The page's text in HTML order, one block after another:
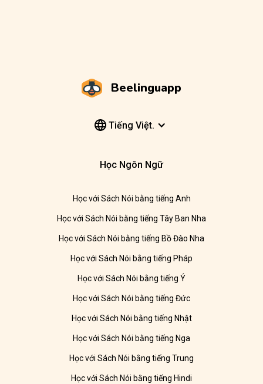
Beelinguapp
Tiếng Việt.
Học Ngôn Ngữ
Học với Sách Nói bằng tiếng Anh
Học với Sách Nói bằng tiếng Tây Ban Nha
Học với Sách Nói bằng tiếng Bồ Đào Nha
Học với Sách Nói bằng tiếng Pháp
Học với Sách Nói bằng tiếng Ý
Học với Sách Nói bằng tiếng Đức
Học với Sách Nói bằng tiếng Nhật
Học với Sách Nói bằng tiếng Nga
Học với Sách Nói bằng tiếng Trung
Học với Sách Nói bằng tiếng Hindi